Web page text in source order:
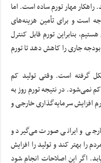
راهکار مهار تورم ساده است. اما
است و برای تأمین هزینه‌های
بنابراین تورم قابل کنترل
جاری را کاهش دهد تا تورم
گرفته است. وقتی تولید کم
نمی‌شود. در نتیجه تورم روز به
افزایش سرمایه‌گذاری خارجی و
و ایرانی صورت می‌گیرد و
بهتر کند و تولید را افزایش
اگر این اصلاحات انجام شود